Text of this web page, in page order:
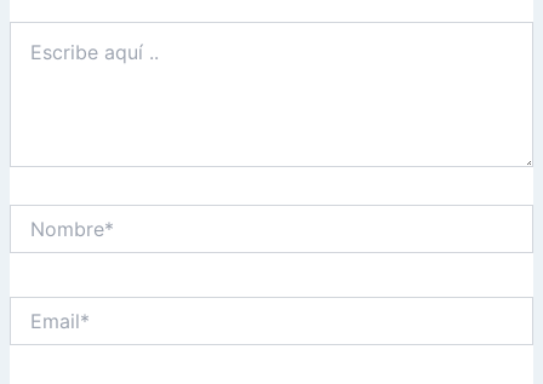
aquí